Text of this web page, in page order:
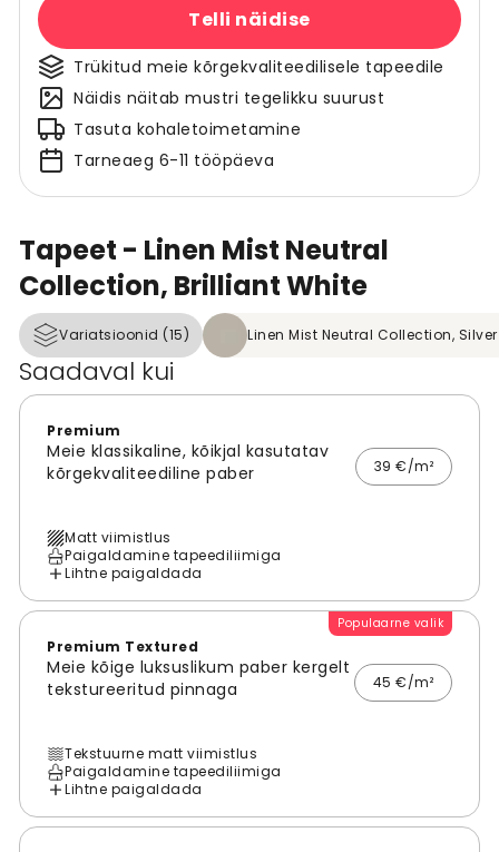
Tapeet - Linen Mist Neutral
Collection, Brilliant White
Variatsioonid (15) Linen Mist Neutral Collection,
Saadaval kui
Premium
Meie klassikaline, kõikjal kasutatav
kõrgekvaliteediline paber
39 €/m²
Matt viimistlus
Paigaldamine tapeediliimiga
Lihtne paigaldada
Populaarne valik
Premium Textured
Meie kõige luksuslikum paber kergelt
tekstureeritud pinnaga
45 €/m²
Tekstuurne matt viimistlus
Paigaldamine tapeediliimiga
Lihtne paigaldada
Telli näidise
Trükitud meie kõrgekvaliteedilisele tapeedile
Näidis näitab mustri tegelikku suurust
Tasuta kohaletoimetamine
Tarneaeg 6-11 tööpäeva